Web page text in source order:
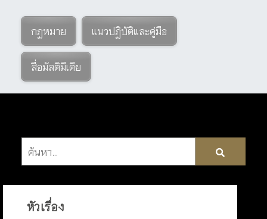
กฎหมาย แนวปฏิบัติและคู่มือ
สื่อมัลติมีเดีย
หัวเรื่อง